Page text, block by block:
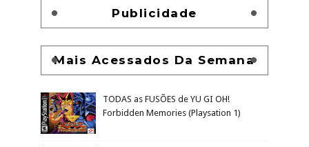
Publicidade
Mais Acessados Da Semana
TODAS as FUSÕES de YU GI OH!
Forbidden Memories (Playsation 1)